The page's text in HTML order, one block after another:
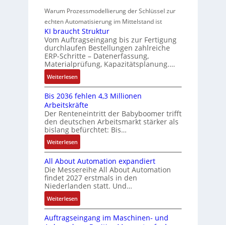
r
a
c
h
u
e
s
s
u
n
g
n
d
Z
u
s
a
n
d
s
b
e
o
i
n
F
a
n
u
c
C
N
C
-
S
y
s
t
e
m
e
u
n
g
b
e
s
t
ä
t
i
g
t
R
e
i
f
e
g
r
f
ü
r
m
u
l
v
a
r
i
a
b
l
e
S
t
e
u
e
r
a
h
t
l
o
s
e
I
n
t
e
g
r
a
t
i
o
n
v
o
n
G
Warum Prozessmodellierung der Schlüssel zur
echten Automatisierung im Mittelstand ist
KI braucht Struktur
Vom Auftragseingang bis zur Fertigung
durchlaufen Bestellungen zahlreiche
ERP-Schritte – Datenerfassung,
Materialprüfung, Kapazitätsplanung.…
Weiterlesen:
K
I
b
r
a
u
c
h
t
S
t
r
u
k
t
Bis 2036 fehlen 4,3 Millionen
Arbeitskräfte
Der Renteneintritt der Babyboomer trifft
den deutschen Arbeitsmarkt stärker als
bislang befürchtet: Bis…
Weiterlesen:
B
i
s
2
0
3
6
f
All About Automation expandiert
Die Messereihe All About Automation
findet 2027 erstmals in den
Niederlanden statt. Und…
Weiterlesen:
A
l
Auftragseingang im Maschinen- und